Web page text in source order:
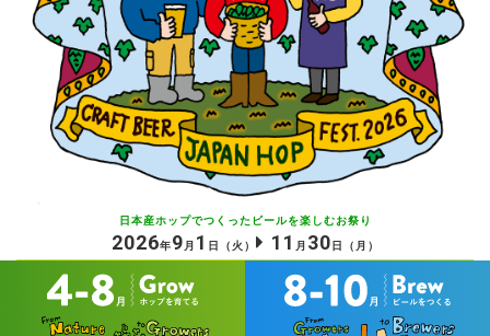
日本産ホップでつくったビールを楽しむお祭り
2026年9 月 1 日 （火） 11 月 30 日 （月）